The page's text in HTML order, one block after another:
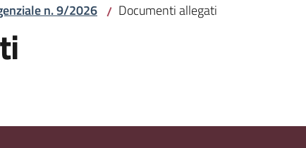
n. 9/2026 / Documenti allegati